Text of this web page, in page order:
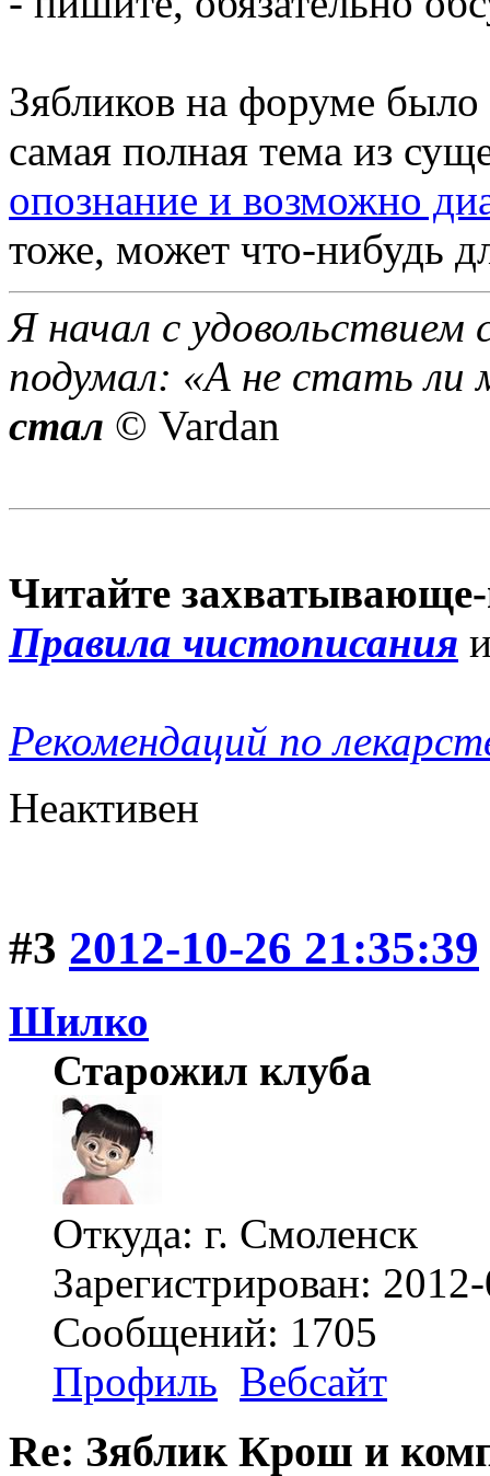
Зябликов на форуме
самая полная тема из
опознание и возможно
тоже, может что-нибудь
Я начал с
подумал: «А не стать ли
стал © Vardan
Читайте
Правила чистописания
Рекомендаций по
Неактивен
#3 2012-10-26 21:35:39
Шилко
Старожил клуба
Откуда: г. Смоленск
Зарегистрирован:
Сообщений: 1705
Профиль Вебсайт
Re: Зяблик Крош и